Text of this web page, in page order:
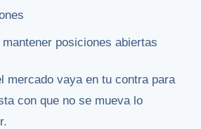
posiciones abiertas
mercado vaya en tu contra para
con que no se mueva lo